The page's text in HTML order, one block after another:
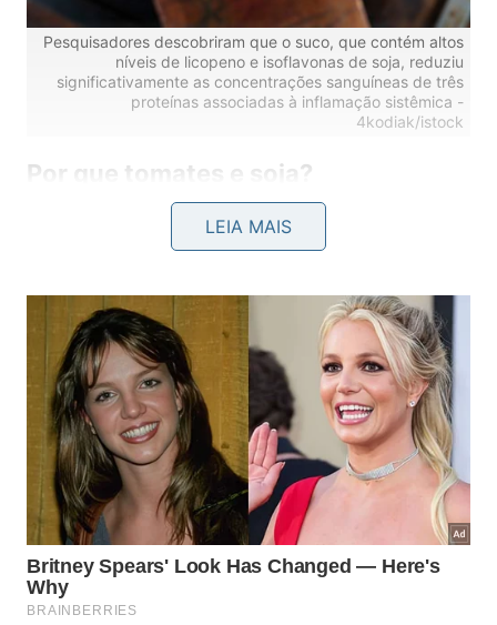
Pesquisadores descobriram que o suco, que contém altos
níveis de licopeno e isoflavonas de soja, reduziu
significativamente as concentrações sanguíneas de três
proteínas associadas à inflamação sistêmica -
4kodiak/istock
Por que tomates e soja?
O licopeno é um carotenóide responsável pela cor
vermelha dos tomates e de certas outras frutas e
grupo de compostos chamados flavonoides e
podem imitar algumas ações do hormônio
estrogênio. Ambos são fitoquímicos naturais que
desempenham papéis importantes na saúde das
plantas.
LEIA MAIS